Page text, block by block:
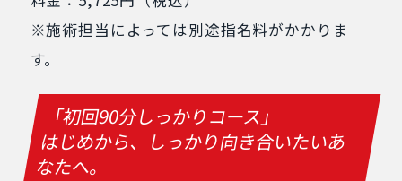
※施術担当によっては別途指名料がかかりま
す。
「初回90分しっかりコース」
はじめから、しっかり向き合いたいあ
なたへ。